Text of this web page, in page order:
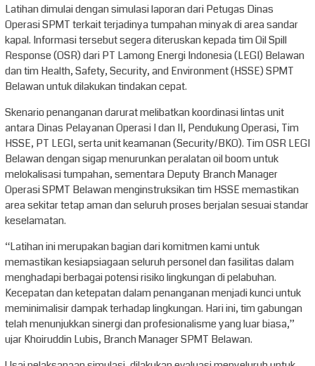
Latihan dimulai dengan simulasi laporan dari Petugas Dinas
Operasi SPMT terkait terjadinya tumpahan minyak di area sandar
kapal. Informasi tersebut segera diteruskan kepada tim Oil Spill
Response (OSR) dari PT Lamong Energi Indonesia (LEGI) Belawan
dan tim Health, Safety, Security, and Environment (HSSE) SPMT
Belawan untuk dilakukan tindakan cepat.
Skenario penanganan darurat melibatkan koordinasi lintas unit
antara Dinas Pelayanan Operasi I dan II, Pendukung Operasi, Tim
HSSE, PT LEGI, serta unit keamanan (Security/BKO). Tim OSR LEGI
Belawan dengan sigap menurunkan peralatan oil boom untuk
melokalisasi tumpahan, sementara Deputy Branch Manager
Operasi SPMT Belawan menginstruksikan tim HSSE memastikan
area sekitar tetap aman dan seluruh proses berjalan sesuai standar
keselamatan.
“Latihan ini merupakan bagian dari komitmen kami untuk
memastikan kesiapsiagaan seluruh personel dan fasilitas dalam
menghadapi berbagai potensi risiko lingkungan di pelabuhan.
Kecepatan dan ketepatan dalam penanganan menjadi kunci untuk
meminimalisir dampak terhadap lingkungan. Hari ini, tim gabungan
telah menunjukkan sinergi dan profesionalisme yang luar biasa,”
ujar Khoiruddin Lubis, Branch Manager SPMT Belawan.